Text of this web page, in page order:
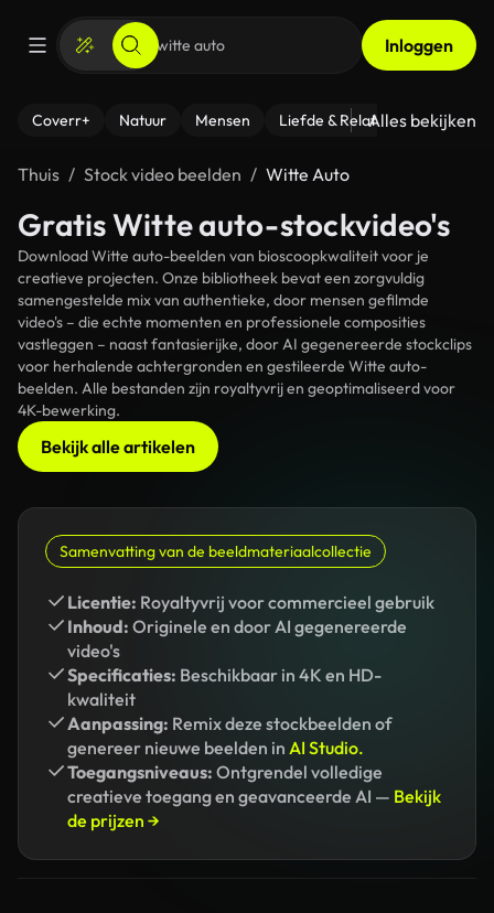
Inloggen
Coverr+ Natuur Mensen Liefde & Relaties - Fitness
Alles bekijken
Thuis Stock video beelden Witte Auto
Gratis Witte auto-stockvideo's
Download Witte auto-beelden van bioscoopkwaliteit voor je
creatieve projecten. Onze bibliotheek bevat een zorgvuldig
samengestelde mix van authentieke, door mensen gefilmde
video's – die echte momenten en professionele composities
vastleggen – naast fantasierijke, door AI gegenereerde stockclips
voor herhalende achtergronden en gestileerde Witte auto-
beelden. Alle bestanden zijn royaltyvrij en geoptimaliseerd voor
4K-bewerking.
Bekijk alle artikelen
Samenvatting van de beeldmateriaalcollectie
Licentie: Royaltyvrij voor commercieel gebruik
Inhoud: Originele en door AI gegenereerde
video's
Specificaties: Beschikbaar in 4K en HD-
kwaliteit
Aanpassing: Remix deze stockbeelden of
genereer nieuwe beelden in AI Studio.
Toegangsniveaus: Ontgrendel volledige
creatieve toegang en geavanceerde AI — Bekijk
de prijzen →